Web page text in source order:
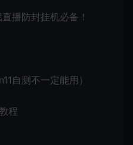
播防封挂机必备！
自测不一定能用）
程